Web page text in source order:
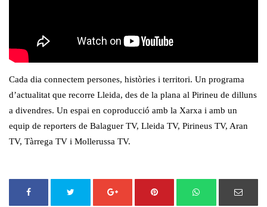
Cada dia connectem persones, històries i territori. Un programa
d’actualitat que recorre Lleida, des de la plana al Pirineu de dilluns
a divendres. Un espai en coproducció amb la Xarxa i amb un
equip de reporters de Balaguer TV, Lleida TV, Pirineus TV, Aran
TV, Tàrrega TV i Mollerussa TV.